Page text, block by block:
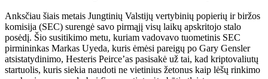
Anksčiau šiais metais Jungtinių Valstijų vertybinių popierių ir biržos
komisija (SEC) surengė savo pirmąjį visų laikų apskritojo stalo
posėdį. Šio susitikimo metu, kuriam vadovavo tuometinis SEC
pirmininkas Markas Uyeda, kuris ėmėsi pareigų po Gary Gensler
atsistatydinimo, Hesteris Peirce’as pasisakė už tai, kad kriptovaliutų
startuolis, kuris siekia naudoti ne vietinius žetonus kaip lėšų rinkimo